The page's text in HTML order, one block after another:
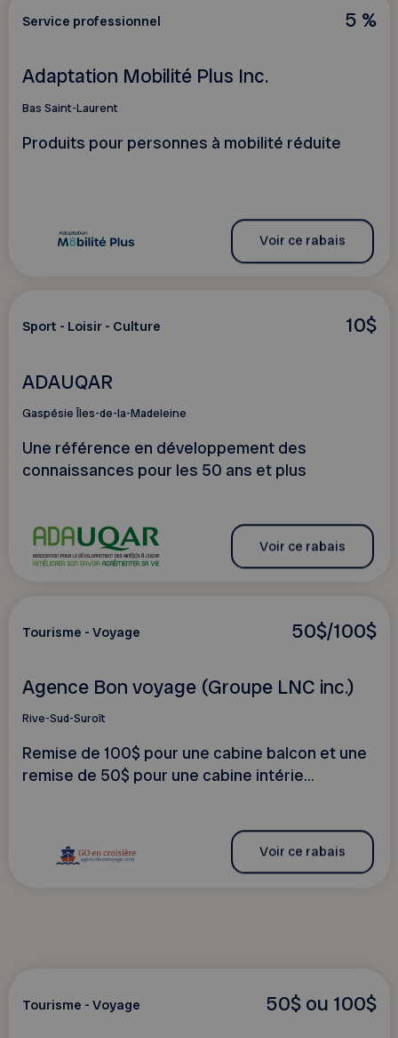
5 %
Service professionnel
Adaptation Mobilité Plus Inc.
Bas Saint-Laurent
Produits pour personnes à mobilité réduite
Voir ce rabais
10$
Sport - Loisir - Culture
ADAUQAR
Gaspésie Îles-de-la-Madeleine
Une référence en développement des
connaissances pour les 50 ans et plus
Voir ce rabais
50$/100$
Tourisme - Voyage
Agence Bon voyage (Groupe LNC inc.)
Rive-Sud-Suroît
Remise de 100$ pour une cabine balcon et une
remise de 50$ pour une cabine intérie...
Voir ce rabais
50$ ou 100$
Tourisme - Voyage